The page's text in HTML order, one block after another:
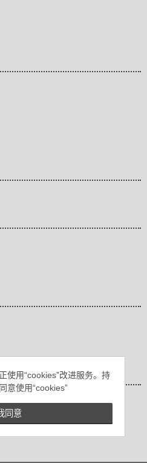
使用“cookies”改进服务。持
意使用“cookies”
同意